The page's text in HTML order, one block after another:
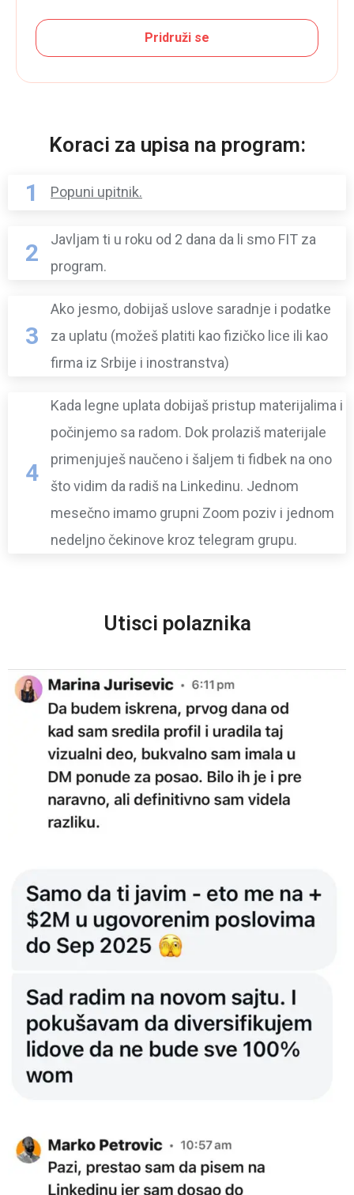
Pridruži se
Koraci za upisa na program:
1 Popuni upitnik.
2
Javljam ti u roku od 2 dana da li smo FIT za
program.
3
Ako jesmo, dobijaš uslove saradnje i podatke
za uplatu (možeš platiti kao fizičko lice ili kao
firma iz Srbije i inostranstva)
4
Kada legne uplata dobijaš pristup materijalima i
počinjemo sa radom. Dok prolaziš materijale
primenjuješ naučeno i šaljem ti fidbek na ono
što vidim da radiš na Linkedinu. Jednom
mesečno imamo grupni Zoom poziv i jednom
nedeljno čekinove kroz telegram grupu.
Utisci polaznika